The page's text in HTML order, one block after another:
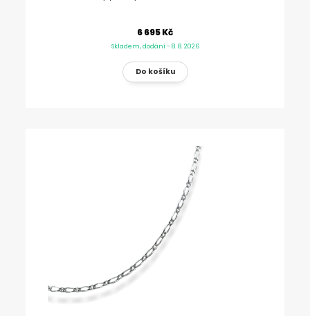
6 695 Kč
Skladem, dodání - 8. 8. 2026